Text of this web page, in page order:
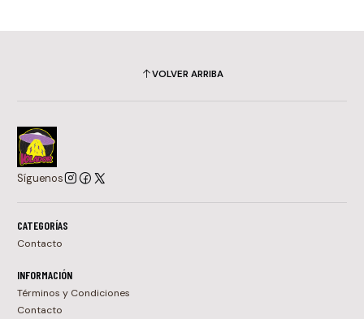
VOLVER ARRIBA
Síguenos
CATEGORÍAS
Contacto
INFORMACIÓN
Términos y Condiciones
Contacto